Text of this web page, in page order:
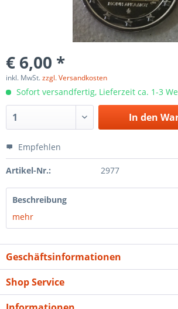
€ 6,00 *
inkl. MwSt.zzgl. Versandkosten
Sofort versandfertig, Lieferzeit ca. 1-3
In den
Empfehlen
Artikel-Nr.: 2977
Beschreibung
mehr
Geschäftsinformationen
Shop Service